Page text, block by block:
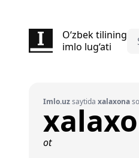
O‘zbek tilining
imlo lug‘ati
Imlo.uzsaytida xalaxona
ot